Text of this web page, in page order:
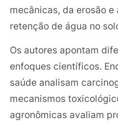
mecânicas, da erosão e
retenção de água no
Os autores apontam
enfoques científicos.
saúde analisam
mecanismos
agronômicas avaliam